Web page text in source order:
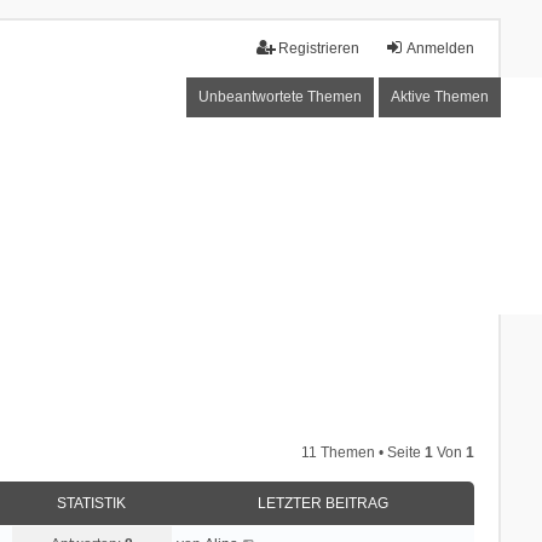
Anmelden
Registrieren
Unbeantwortete Themen Aktive Themen
11 Themen • Seite1 Von1
STATISTIK LETZTER BEITRAG